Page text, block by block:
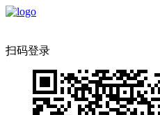
扫码登录